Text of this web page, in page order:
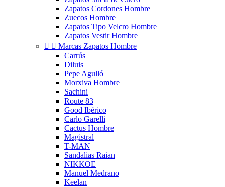
Zapatos Cordones Hombre
Zuecos Hombre
Zapatos Tipo Velcro Hombre
Zapatos Vestir Hombre
  Marcas Zapatos Hombre
Carrús
Diluis
Pepe Agulló
Morxiva Hombre
Sachini
Route 83
Good Ibérico
Carlo Garelli
Cactus Hombre
Magistral
T-MAN
Sandalias Raian
NIKKOE
Manuel Medrano
Keelan